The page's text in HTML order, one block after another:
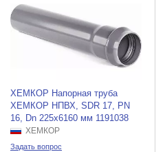
ХЕМКОР Напорная труба
ХЕМКОР НПВХ, SDR 17, PN
16, Dn 225x6160 мм 1191038
ХЕМКОР
Задать вопрос